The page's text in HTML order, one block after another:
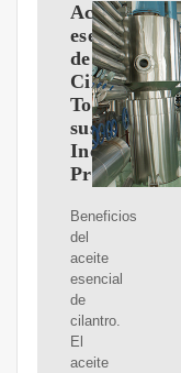
Aceite
esencial
de
Cilantro:
Todas
sus
Increíbles
Propiedades
Beneficios
del
aceite
esencial
de
cilantro.
El
aceite